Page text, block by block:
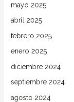
mayo 2025
abril 2025
febrero 2025
enero 2025
diciembre 2024
septiembre 2024
agosto 2024